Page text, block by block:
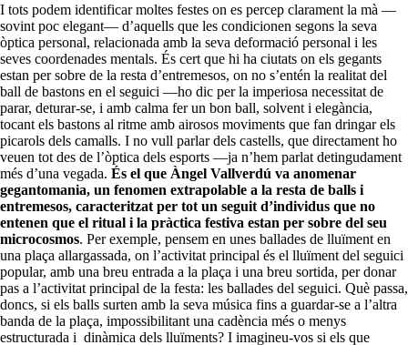
I tots podem identificar moltes festes on es percep clarament la mà —
sovint poc elegant— d’aquells que les condicionen segons la seva
òptica personal, relacionada amb la seva deformació personal i les
seves coordenades mentals. És cert que hi ha ciutats on els gegants
estan per sobre de la resta d’entremesos, on no s’entén la realitat del
ball de bastons en el seguici —ho dic per la imperiosa necessitat de
parar, deturar-se, i amb calma fer un bon ball, solvent i elegància,
tocant els bastons al ritme amb airosos moviments que fan dringar els
picarols dels camalls. I no vull parlar dels castells, que directament ho
veuen tot des de l’òptica dels esports —ja n’hem parlat detingudament
més d’una vegada. És el que Àngel Vallverdú va anomenar
gegantomania, un fenomen extrapolable a la resta de balls i
entremesos, caracteritzat per tot un seguit d’individus que no
entenen que el ritual i la pràctica festiva estan per sobre del seu
microcosmos. Per exemple, pensem en unes ballades de lluïment en
una plaça allargassada, on l’activitat principal és el lluïment del seguici
popular, amb una breu entrada a la plaça i una breu sortida, per donar
pas a l’activitat principal de la festa: les ballades del seguici. Què passa,
doncs, si els balls surten amb la seva música fins a guardar-se a l’altra
banda de la plaça, impossibilitant una cadència més o menys
estructurada i dinàmica dels lluïments? I imagineu-vos si els que